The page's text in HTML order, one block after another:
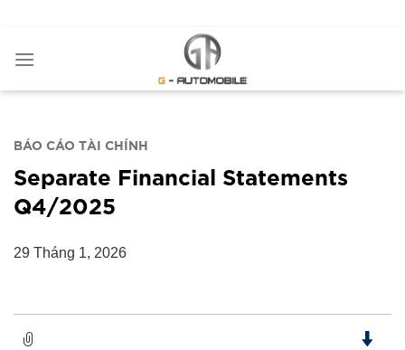
nội
BÁO CÁO TÀI CHÍNH
Separate Financial Statements
Q4/2025
29 Tháng 1, 2026